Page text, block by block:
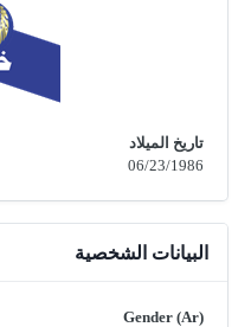
تاريخ الميلاد
06/23/1986
البيانات الشخصية
Gender (Ar)